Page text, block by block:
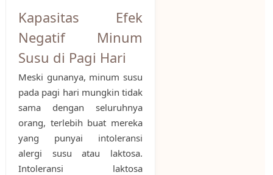
Kapasitas Efek
Negatif Minum
Susu di Pagi Hari
Meski gunanya, minum susu
pada pagi hari mungkin tidak
sama dengan seluruhnya
orang, terlebih buat mereka
yang punyai intoleransi
alergi susu atau laktosa.
Intoleransi laktosa